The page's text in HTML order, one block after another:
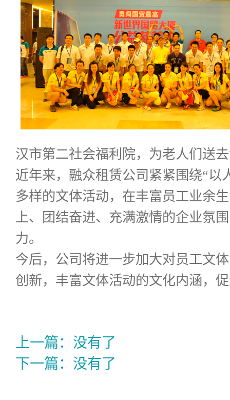
汉市第二社会福利院，为老人们送
近年来，融众租赁公司紧紧围绕“以
多样的文体活动，在丰富员工业余
上、团结奋进、充满激情的企业氛
力。
今后，公司将进一步加大对员工文
创新，丰富文体活动的文化内涵，
上一篇： 没有了
下一篇： 没有了